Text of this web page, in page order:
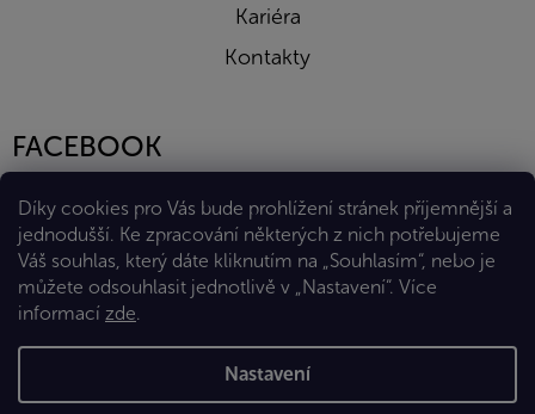
Díky cookies pro Vás bude prohlížení stránek příjemnější a
jednodušší. Ke zpracování některých z nich potřebujeme
Váš souhlas, který dáte kliknutím na „Souhlasím“, nebo je
můžete odsouhlasit jednotlivě v „Nastavení“. Více
informací zde.
Nastavení
Kariéra
Kontakty
FACEBOOK
Vytvořil Shoptet Premium